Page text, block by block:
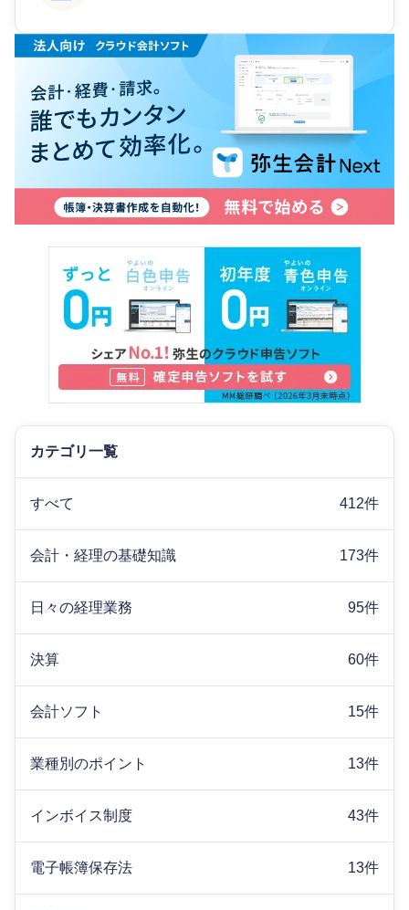
カテゴリ一覧
すべて 412件
会計・経理の基礎知識 173件
日々の経理業務 95件
決算 60件
会計ソフト 15件
業種別のポイント 13件
インボイス制度 43件
電子帳簿保存法 13件